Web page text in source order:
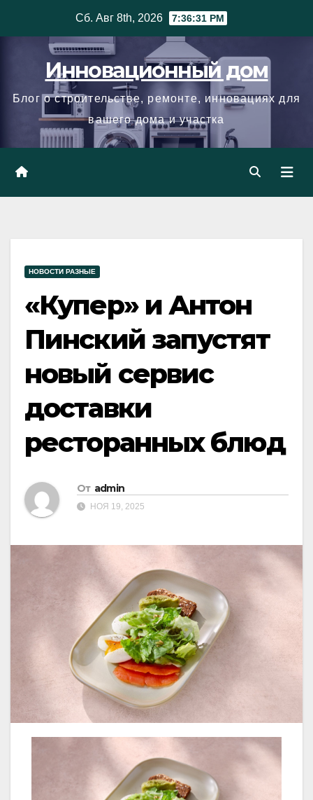
Сб. Авг 8th, 2026 7:36:32 PM
Инновационный дом
Блог о строительстве, ремонте, инновациях для
вашего дома и участка
НОВОСТИ РАЗНЫЕ
«Купер» и Антон
Пинский запустят
новый сервис
доставки
ресторанных блюд
От admin
НОЯ 19, 2025